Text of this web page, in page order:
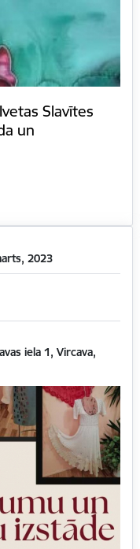
Slavītes
un
2023
iela 1, Vircava,